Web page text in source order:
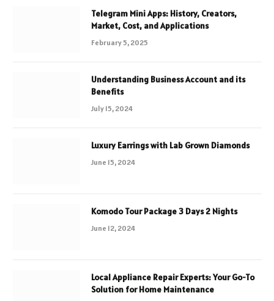
Telegram Mini Apps: History, Creators,
Market, Cost, and Applications
February 5, 2025
Understanding Business Account and its
Benefits
July 15, 2024
Luxury Earrings with Lab Grown Diamonds
June 15, 2024
Komodo Tour Package 3 Days 2 Nights
June 12, 2024
Local Appliance Repair Experts: Your Go-To
Solution for Home Maintenance